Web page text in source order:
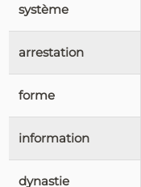
système
arrestation
forme
information
dynastie